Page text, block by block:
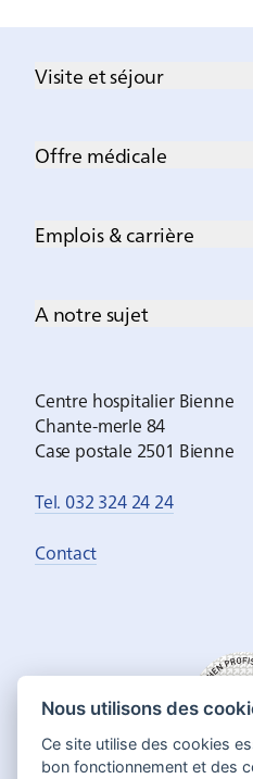
Visite et séjour
Offre médicale
Emplois & carrière
A notre sujet
Centre hospitalier Bienne
Chante-merle 84
Case postale 2501 Bienne
Tel. 032 324 24 24
Contact
Nous utilisons des
Ce site utilise des cookies
bon fonctionnement et des